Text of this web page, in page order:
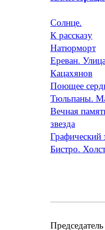
Солнце.
К рассказу
Натюрморт
Ереван.
Кацахянов
Поющее
Тюльпаны.
Вечная
звезда
Графический
Бистро.